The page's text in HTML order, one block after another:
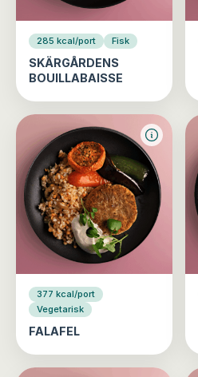
285 kcal/port Fisk
SKÄRGÅRDENS
BOUILLABAISSE
377 kcal/port
Vegetarisk
FALAFEL